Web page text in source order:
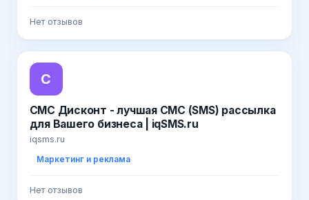
Нет отзывов
С
СМС Дисконт - лучшая СМС (SMS) рассылка
для Вашего бизнеса | iqSMS.ru
iqsms.ru
Маркетинг и реклама
Нет отзывов